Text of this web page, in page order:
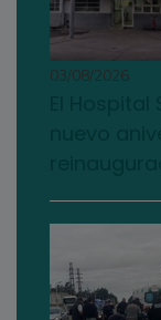
03/08/2026